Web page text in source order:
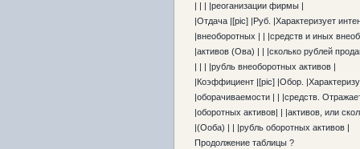
| | | |реоганизации фирмы |
|Отдача |[pic] |Руб. |Характеризует
|внеоборотных | | |средств и иных
|активов (Ова) | | |сколько рублей
| | | |рубль внеоборотных активов |
|Коэффициент |[pic] |Обор.
|оборачиваемости | | |средств.
|оборотных активов| | |активов, или
|(Ооба) | | |рубль оборотных активов |
Продолжение таблицы ?